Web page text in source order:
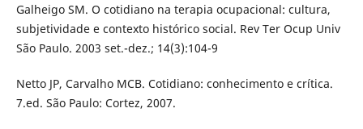
Galheigo SM. O cotidiano na terapia ocupacional: cultura,
subjetividade e contexto histórico social. Rev Ter Ocup Univ
São Paulo. 2003 set.-dez.; 14(3):104-9
Netto JP, Carvalho MCB. Cotidiano: conhecimento e crítica.
7.ed. São Paulo: Cortez, 2007.